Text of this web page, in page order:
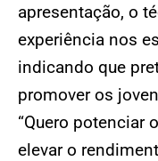
apresentação, o
experiência nos
indicando que
promover os
“Quero potenciar
elevar o